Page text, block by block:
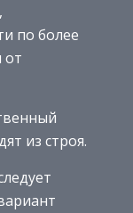
по более
от
из строя.